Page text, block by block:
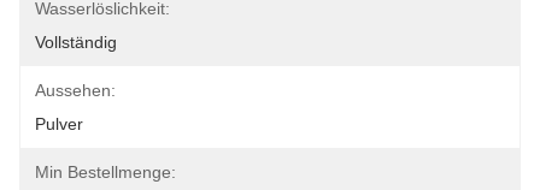
Wasserlöslichkeit:
Vollständig
Aussehen:
Pulver
Min Bestellmenge: